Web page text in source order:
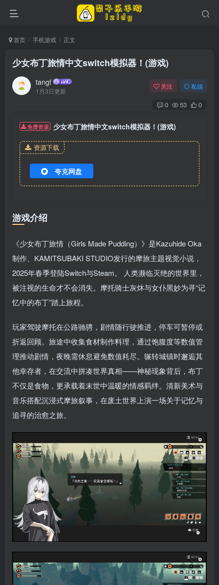
首页 手机游戏 正文
少女布丁旅情中文switch模拟器！(游戏)
tangf
1月3日更新
关注 私信
0 53 0
免费资源 少女布丁旅情中文switch模拟器！(游戏)
资源下载
夸克网盘
游戏介绍
《少女布丁旅情（Girls Made Pudding）》是Kazuhide Oka
制作、KAMITSUBAKI STUDIO发行的摩旅主题视觉小说，
2025年春季登陆Switch与Steam。 人类濒临灭绝的世界里，
被注视的生命才不会消失。摩托骑士灰炑与女仆黑妙为寻“记
忆中的布丁”踏上旅程。
玩家驾驶摩托在公路驰骋，剧情随行驶推进，停车可暂停或
折返回顾。旅途中收集食材制作料理，通过饱腹度等数值管
理推动剧情，夜晚需休息避免数值耗尽。辗转城镇时邂逅其
他幸存者，在交流中拼凑世界真相——神秘现象背后，布丁
不仅是食物，更承载着末世中温暖的情感羁绊。清新美术与
音乐搭配沉浸式摩旅叙事，在废土世界上演一场关于记忆与
追寻的治愈之旅。